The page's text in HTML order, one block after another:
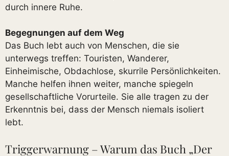
durch innere Ruhe.
Begegnungen auf dem Weg
Das Buch lebt auch von Menschen, die sie
unterwegs treffen: Touristen, Wanderer,
Einheimische, Obdachlose, skurrile Persönlichkeiten.
Manche helfen ihnen weiter, manche spiegeln
gesellschaftliche Vorurteile. Sie alle tragen zu der
Erkenntnis bei, dass der Mensch niemals isoliert
lebt.
Triggerwarnung – Warum das Buch „Der